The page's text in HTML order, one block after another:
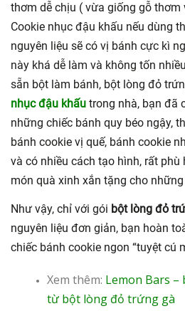
thơm dễ chịu ( vừa giống gỗ
Cookie nhục đậu khấu nếu dùng
nguyên liệu sẽ có vị bánh cực kì
này khá dễ làm và không tốn
sẵn bột làm bánh, bột lòng đỏ
nhục đậu khấu trong nhà, bạn đã
những chiếc bánh quy béo ngậy,
bánh cookie vị quế, bánh cookie
và có nhiều cách tạo hình, rất
món quà xinh xắn tặng cho
Như vậy, chỉ với gói bột lòng đỏ
nguyên liệu đơn giản, bạn hoàn
chiếc bánh cookie ngon “tuyệt cú
Xem thêm: Lemon Bars –
từ bột lòng đỏ trứng gà